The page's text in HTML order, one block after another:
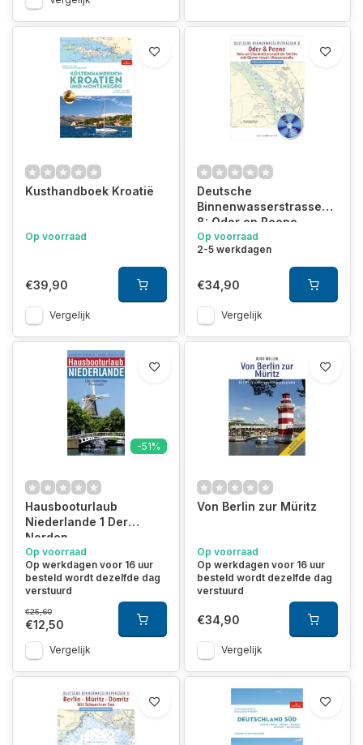
Kusthandboek Kroatië
Op voorraad
€39,90
Vergelijk
Deutsche
Binnenwasserstrassen
8: Oder en Peene
Op voorraad
2-5 werkdagen
€34,90
Vergelijk
-51%
Hausbooturlaub
Niederlande 1 Der
Norden
Op voorraad
Op werkdagen voor 16 uur
besteld wordt dezelfde dag
verstuurd
€25,60
€12,50
Vergelijk
Von Berlin zur Müritz
Op voorraad
Op werkdagen voor 16 uur
besteld wordt dezelfde dag
verstuurd
€34,90
Vergelijk